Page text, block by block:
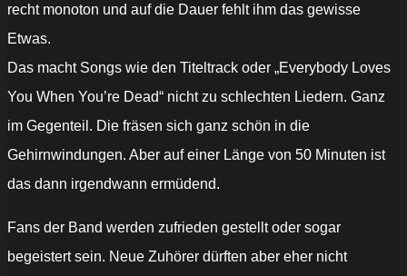
recht monoton und auf die Dauer fehlt ihm das gewisse
Etwas.
Das macht Songs wie den Titeltrack oder „Everybody Loves
You When You’re Dead“ nicht zu schlechten Liedern. Ganz
im Gegenteil. Die fräsen sich ganz schön in die
Gehirnwindungen. Aber auf einer Länge von 50 Minuten ist
das dann irgendwann ermüdend.
Fans der Band werden zufrieden gestellt oder sogar
begeistert sein. Neue Zuhörer dürften aber eher nicht